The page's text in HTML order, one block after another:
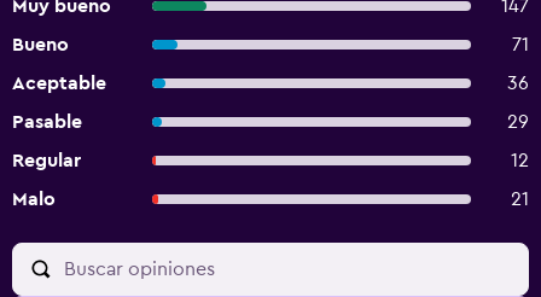
Muy bueno
147
Bueno
71
Aceptable
36
Pasable
29
Regular
12
Malo
21